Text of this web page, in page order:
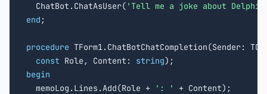
  ChatBot.ChatAsUser(
'Tell me a joke about Delphi'
end ;
procedure TForm1.ChatBotChatCompletion(Sender:
const Role, Content: string
begin
memoLog.Lines.Add(Role +
': '